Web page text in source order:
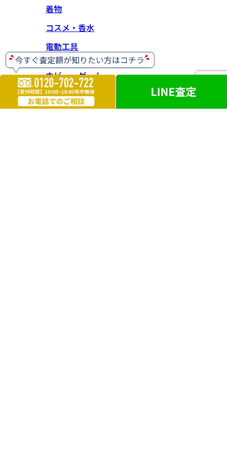
着物
コスメ・香水
電動工具
ホビー・ゲーム
楽器
お酒